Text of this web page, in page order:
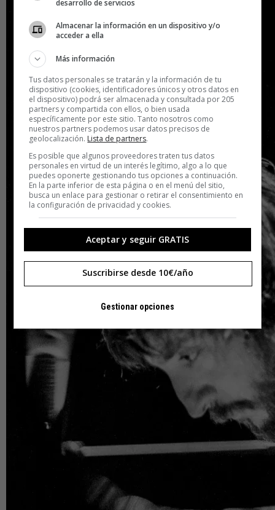
desarrollo de servicios
Almacenar la información en un dispositivo y/o
acceder a ella
Más información
Tus datos personales se tratarán y la información de tu
dispositivo (cookies, identificadores únicos y otros datos en
el dispositivo) podrá ser almacenada y consultada por 205
partners y compartida con ellos, o bien usada
específicamente por este sitio. Tanto nosotros como
nuestros partners podemos usar datos precisos de
geolocalización. Lista de partners.
Es posible que algunos proveedores traten tus datos
personales en virtud de un interés legítimo, algo a lo que
puedes oponerte gestionando tus opciones a continuación.
En la parte inferior de esta página o en el menú del sitio,
busca un enlace para gestionar o retirar el consentimiento en
la configuración de privacidad y cookies.
Aceptar y seguir GRATIS
Suscribirse desde 10€/año
Gestionar opciones